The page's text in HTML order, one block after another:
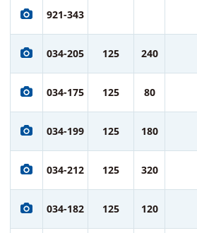
921-343
034-205 125 240
034-175 125 80
034-199 125 180
034-212 125 320
034-182 125 120